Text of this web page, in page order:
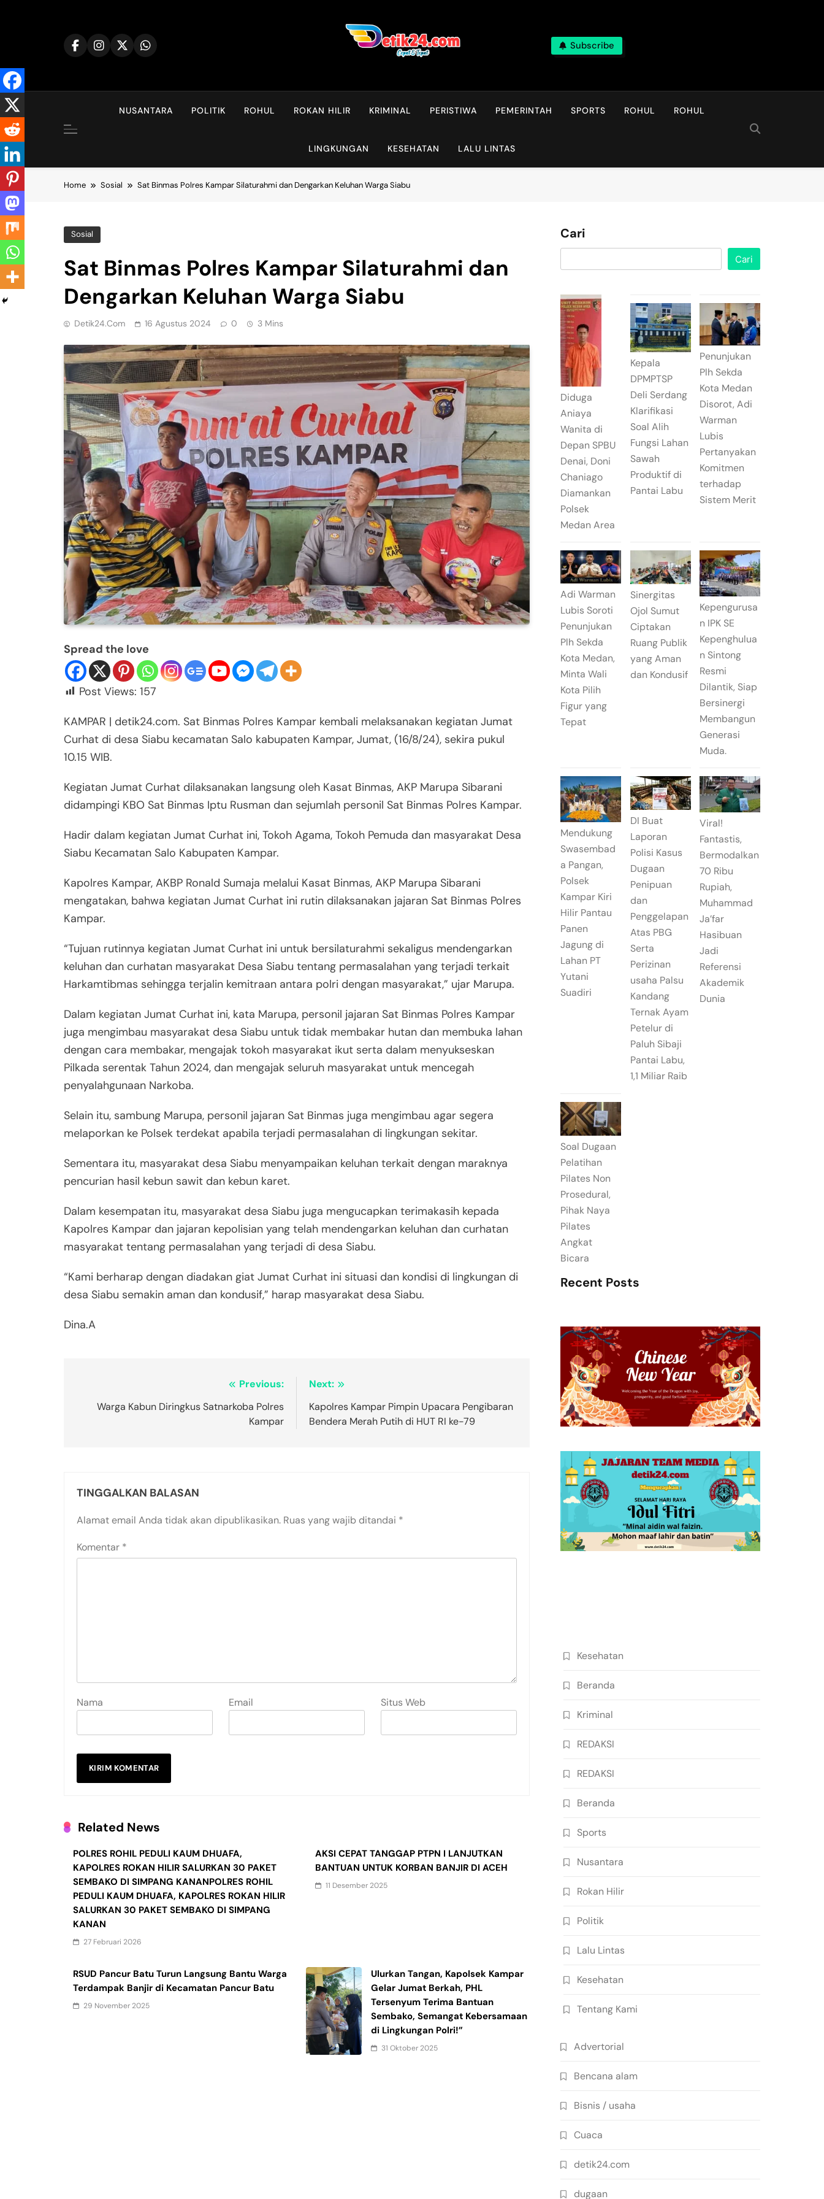
Subscribe
NUSANTARA POLITIK ROHUL ROKAN HILIR KRIMINAL PERISTIWA PEMERINTAH SPORTS ROHUL ROHUL
LINGKUNGAN KESEHATAN LALU LINTAS
Home Sosial Sat Binmas Polres Kampar Silaturahmi dan Dengarkan Keluhan Warga Siabu
Sosial
Sat Binmas Polres Kampar Silaturahmi dan
Dengarkan Keluhan Warga Siabu
Detik24.com 16 Agustus 2024 0 3 Mins
Spread the love
Post Views: 157
KAMPAR | detik24.com. Sat Binmas Polres Kampar kembali melaksanakan kegiatan Jumat
Curhat di desa Siabu kecamatan Salo kabupaten Kampar, Jumat, (16/8/24), sekira pukul
10.15 WIB.
Kegiatan Jumat Curhat dilaksanakan langsung oleh Kasat Binmas, AKP Marupa Sibarani
didampingi KBO Sat Binmas Iptu Rusman dan sejumlah personil Sat Binmas Polres Kampar.
Hadir dalam kegiatan Jumat Curhat ini, Tokoh Agama, Tokoh Pemuda dan masyarakat Desa
Siabu Kecamatan Salo Kabupaten Kampar.
Kapolres Kampar, AKBP Ronald Sumaja melalui Kasat Binmas, AKP Marupa Sibarani
mengatakan, bahwa kegiatan Jumat Curhat ini rutin dilaksanakan jajaran Sat Binmas Polres
Kampar.
“Tujuan rutinnya kegiatan Jumat Curhat ini untuk bersilaturahmi sekaligus mendengarkan
keluhan dan curhatan masyarakat Desa Siabu tentang permasalahan yang terjadi terkait
Harkamtibmas sehingga terjalin kemitraan antara polri dengan masyarakat,” ujar Marupa.
Dalam kegiatan Jumat Curhat ini, kata Marupa, personil jajaran Sat Binmas Polres Kampar
juga mengimbau masyarakat desa Siabu untuk tidak membakar hutan dan membuka lahan
dengan cara membakar, mengajak tokoh masyarakat ikut serta dalam menyukseskan
Pilkada serentak Tahun 2024, dan mengajak seluruh masyarakat untuk mencegah
penyalahgunaan Narkoba.
Selain itu, sambung Marupa, personil jajaran Sat Binmas juga mengimbau agar segera
melaporkan ke Polsek terdekat apabila terjadi permasalahan di lingkungan sekitar.
Sementara itu, masyarakat desa Siabu menyampaikan keluhan terkait dengan maraknya
pencurian hasil kebun sawit dan kebun karet.
Dalam kesempatan itu, masyarakat desa Siabu juga mengucapkan terimakasih kepada
Kapolres Kampar dan jajaran kepolisian yang telah mendengarkan keluhan dan curhatan
masyarakat tentang permasalahan yang terjadi di desa Siabu.
“Kami berharap dengan diadakan giat Jumat Curhat ini situasi dan kondisi di lingkungan di
desa Siabu semakin aman dan kondusif,” harap masyarakat desa Siabu.
Dina.A
pos
Previous:
Warga Kabun Diringkus Satnarkoba Polres
Kampar
Next:
Kapolres Kampar Pimpin Upacara Pengibaran
Bendera Merah Putih di HUT RI ke-79
TINGGALKAN BALASAN
Alamat email Anda tidak akan dipublikasikan. Ruas yang wajib ditandai *
Komentar *
Nama Email Situs Web
Related News
POLRES ROHIL PEDULI KAUM DHUAFA,
KAPOLRES ROKAN HILIR SALURKAN 30 PAKET
SEMBAKO DI SIMPANG KANANPOLRES ROHIL
PEDULI KAUM DHUAFA, KAPOLRES ROKAN HILIR
SALURKAN 30 PAKET SEMBAKO DI SIMPANG
KANAN
27 Februari 2026
AKSI CEPAT TANGGAP PTPN I LANJUTKAN
BANTUAN UNTUK KORBAN BANJIR DI ACEH
11 Desember 2025
RSUD Pancur Batu Turun Langsung Bantu Warga
Terdampak Banjir di Kecamatan Pancur Batu
29 November 2025
Ulurkan Tangan, Kapolsek Kampar
Gelar Jumat Berkah, PHL
Tersenyum Terima Bantuan
Sembako, Semangat Kebersamaan
di Lingkungan Polri!”
31 Oktober 2025
Cari
Cari
Diduga
Aniaya
Wanita di
Depan SPBU
Denai, Doni
Chaniago
Diamankan
Polsek
Medan Area
Kepala
DPMPTSP
Deli Serdang
Klarifikasi
Soal Alih
Fungsi Lahan
Sawah
Produktif di
Pantai Labu
Penunjukan
Plh Sekda
Kota Medan
Disorot, Adi
Warman
Lubis
Pertanyakan
Komitmen
terhadap
Sistem Merit
Adi Warman
Lubis Soroti
Penunjukan
Plh Sekda
Kota Medan,
Minta Wali
Kota Pilih
Figur yang
Tepat
Sinergitas
Ojol Sumut
Ciptakan
Ruang Publik
yang Aman
dan Kondusif
Kepengurusa
n IPK SE
Kepenghulua
n Sintong
Resmi
Dilantik, Siap
Bersinergi
Membangun
Generasi
Muda.
Mendukung
Swasembad
a Pangan,
Polsek
Kampar Kiri
Hilir Pantau
Panen
Jagung di
Lahan PT
Yutani
Suadiri
DI Buat
Laporan
Polisi Kasus
Dugaan
Penipuan
dan
Penggelapan
Atas PBG
Serta
Perizinan
usaha Palsu
Kandang
Ternak Ayam
Petelur di
Paluh Sibaji
Pantai Labu,
1,1 Miliar Raib
Viral!
Fantastis,
Bermodalkan
70 Ribu
Rupiah,
Muhammad
Ja’far
Hasibuan
Jadi
Referensi
Akademik
Dunia
Soal Dugaan
Pelatihan
Pilates Non
Prosedural,
Pihak Naya
Pilates
Angkat
Bicara
Recent Posts
Kesehatan
Beranda
Kriminal
REDAKSI
REDAKSI
Beranda
Sports
Nusantara
Rokan Hilir
Politik
Lalu Lintas
Kesehatan
Tentang Kami
Advertorial
Bencana alam
Bisnis / usaha
Cuaca
detik24.com
dugaan